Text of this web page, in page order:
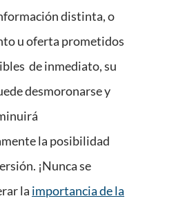
distinta, o
u oferta prometidos
de inmediato, su
desmoronarse y
la posibilidad
¡Nunca se
la importancia de la